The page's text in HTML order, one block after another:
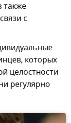
также
с
которых
целостности
регулярно